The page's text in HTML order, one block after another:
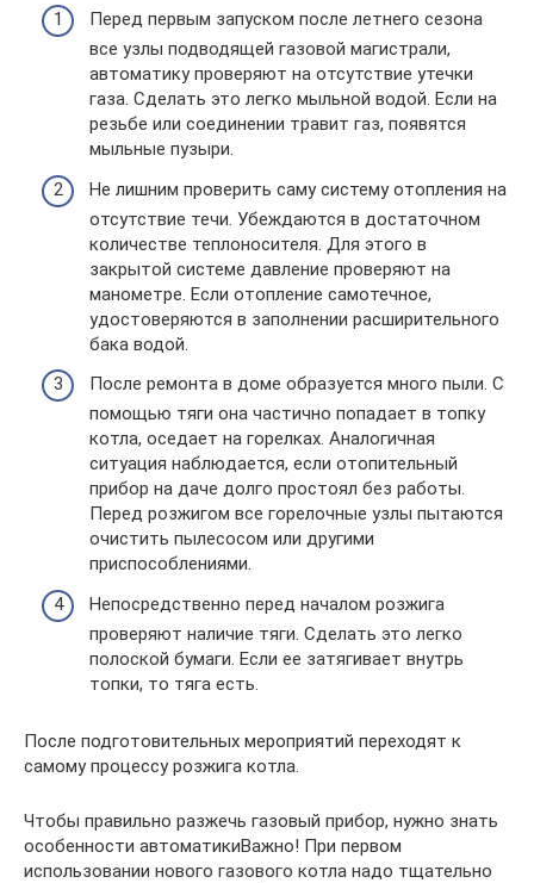
Перед первым запуском после летнего сезона
все узлы подводящей газовой магистрали,
автоматику проверяют на отсутствие утечки
газа. Сделать это легко мыльной водой. Если на
резьбе или соединении травит газ, появятся
мыльные пузыри.
Не лишним проверить саму систему отопления на
отсутствие течи. Убеждаются в достаточном
количестве теплоносителя. Для этого в
закрытой системе давление проверяют на
манометре. Если отопление самотечное,
удостоверяются в заполнении расширительного
бака водой.
После ремонта в доме образуется много пыли. С
помощью тяги она частично попадает в топку
котла, оседает на горелках. Аналогичная
ситуация наблюдается, если отопительный
прибор на даче долго простоял без работы.
Перед розжигом все горелочные узлы пытаются
очистить пылесосом или другими
приспособлениями.
Непосредственно перед началом розжига
проверяют наличие тяги. Сделать это легко
полоской бумаги. Если ее затягивает внутрь
топки, то тяга есть.
После подготовительных мероприятий переходят к
самому процессу розжига котла.
Чтобы правильно разжечь газовый прибор, нужно знать
особенности автоматикиВажно! При первом
использовании нового газового котла надо тщательно